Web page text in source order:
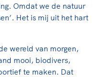
Omdat we de natuur
Het is mij uit het hart
wereld van morgen,
mooi, biodivers,
te maken. Dat